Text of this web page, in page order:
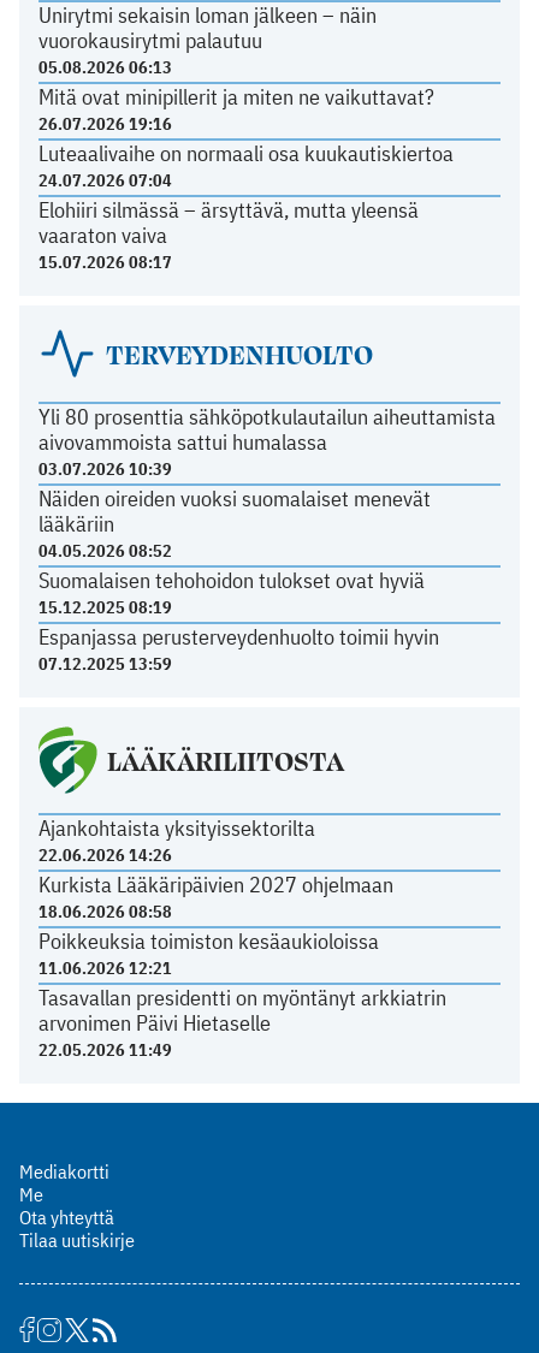
Unirytmi sekaisin loman jälkeen – näin
vuorokausirytmi palautuu
05.08.2026 06:13
Mitä ovat minipillerit ja miten ne vaikuttavat?
26.07.2026 19:16
Luteaalivaihe on normaali osa kuukautiskiertoa
24.07.2026 07:04
Elohiiri silmässä – ärsyttävä, mutta yleensä
vaaraton vaiva
15.07.2026 08:17
TERVEYDENHUOLTO
Yli 80 prosenttia sähköpotkulautailun aiheuttamista
aivovammoista sattui humalassa
03.07.2026 10:39
Näiden oireiden vuoksi suomalaiset menevät
lääkäriin
04.05.2026 08:52
Suomalaisen tehohoidon tulokset ovat hyviä
15.12.2025 08:19
Espanjassa perusterveydenhuolto toimii hyvin
07.12.2025 13:59
LÄÄKÄRILIITOSTA
Ajankohtaista yksityissektorilta
22.06.2026 14:26
Kurkista Lääkäripäivien 2027 ohjelmaan
18.06.2026 08:58
Poikkeuksia toimiston kesäaukioloissa
11.06.2026 12:21
Tasavallan presidentti on myöntänyt arkkiatrin
arvonimen Päivi Hietaselle
22.05.2026 11:49
Mediakortti
Me
Ota yhteyttä
Tilaa uutiskirje